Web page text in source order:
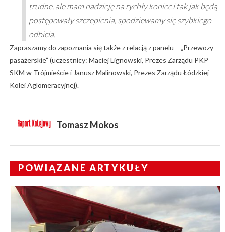
trudne, ale mam nadzieję na rychły koniec i tak jak będą
postępowały szczepienia, spodziewamy się szybkiego
odbicia.
Zapraszamy do zapoznania się także z relacją z panelu – „Przewozy
pasażerskie” (uczestnicy: Maciej Lignowski, Prezes Zarządu PKP
SKM w Trójmieście i Janusz Malinowski, Prezes Zarządu Łódzkiej
Kolei Aglomeracyjnej).
Tomasz Mokos
POWIĄZANE ARTYKUŁY